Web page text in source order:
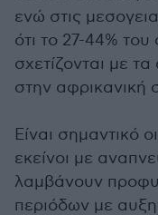
ενώ στις
ότι το 27-44%
σχετίζονται με
στην αφρικανική
Είναι σημαντικό
εκείνοι με
λαμβάνουν
περιόδων με